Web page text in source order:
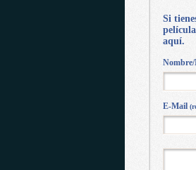
Si
aquí.
E-Mail